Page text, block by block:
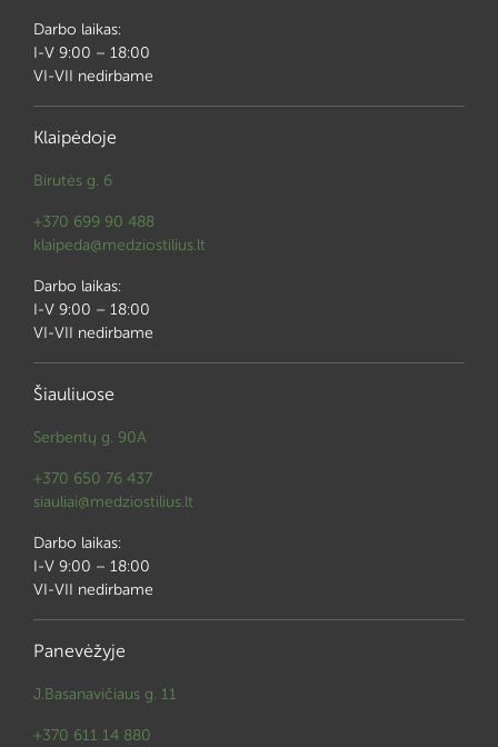
Darbo laikas:
I-V 9:00 – 18:00
VI-VII nedirbame
Klaipėdoje
Birutės g. 6
+370 699 90 488
klaipeda@medziostilius.lt
Darbo laikas:
I-V 9:00 – 18:00
VI-VII nedirbame
Šiauliuose
Serbentų g. 90A
+370 650 76 437
siauliai@medziostilius.lt
Darbo laikas:
I-V 9:00 – 18:00
VI-VII nedirbame
Panevėžyje
J.Basanavičiaus g. 11
+370 611 14 880